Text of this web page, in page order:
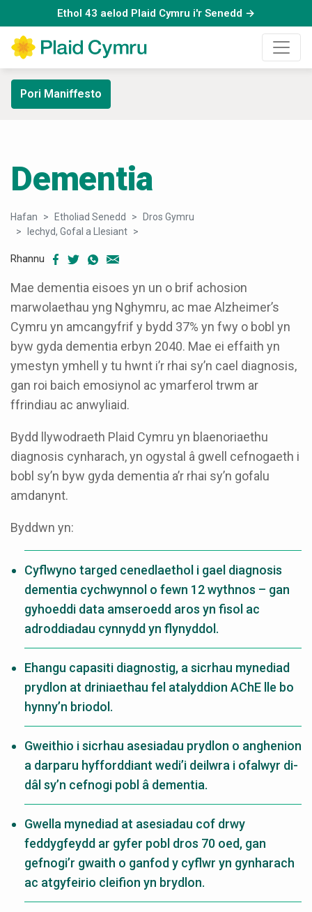
Ethol 43 aelod Plaid Cymru i'r Senedd →
Pori Maniffesto
Dementia
Hafan Etholiad Senedd
Dros Gymru
Iechyd, Gofal a Llesiant
Rhannu
Mae dementia eisoes yn un o brif achosion
marwolaethau yng Nghymru, ac mae Alzheimer’s
Cymru yn amcangyfrif y bydd 37% yn fwy o bobl yn
byw gyda dementia erbyn 2040. Mae ei effaith yn
ymestyn ymhell y tu hwnt i’r rhai sy’n cael diagnosis,
gan roi baich emosiynol ac ymarferol trwm ar
ffrindiau ac anwyliaid.
Bydd llywodraeth Plaid Cymru yn blaenoriaethu
diagnosis cynharach, yn ogystal â gwell cefnogaeth i
bobl sy’n byw gyda dementia a’r rhai sy’n gofalu
amdanynt.
Byddwn yn:
Cyflwyno targed cenedlaethol i gael diagnosis
dementia cychwynnol o fewn 12 wythnos – gan
gyhoeddi data amseroedd aros yn fisol ac
adroddiadau cynnydd yn flynyddol.
Ehangu capasiti diagnostig, a sicrhau mynediad
prydlon at driniaethau fel atalyddion AChE lle bo
hynny’n briodol.
Gweithio i sicrhau asesiadau prydlon o anghenion
a darparu hyfforddiant wedi’i deilwra i ofalwyr di-
dâl sy’n cefnogi pobl â dementia.
Gwella mynediad at asesiadau cof drwy
feddygfeydd ar gyfer pobl dros 70 oed, gan
gefnogi’r gwaith o ganfod y cyflwr yn gynharach
ac atgyfeirio cleifion yn brydlon.